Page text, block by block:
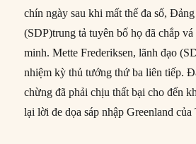
chín ngày sau khi mất thế đa số,
(SDP)trung tả tuyên bố họ đã chắp
minh. Mette Frederiksen, lãnh đạo
nhiệm kỳ thủ tướng thứ ba liên tiếp.
chừng đã phải chịu thất bại cho đến
lại lời đe dọa sáp nhập Greenland của